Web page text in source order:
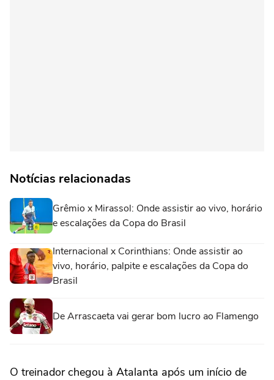
Notícias relacionadas
Grêmio x Mirassol: Onde assistir ao vivo, horário
e escalações da Copa do Brasil
Internacional x Corinthians: Onde assistir ao
vivo, horário, palpite e escalações da Copa do
Brasil
De Arrascaeta vai gerar bom lucro ao Flamengo
O treinador chegou à Atalanta após um início de